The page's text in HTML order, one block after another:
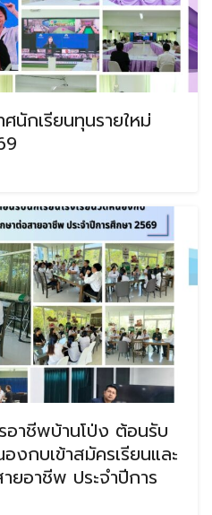
นักเรียนทุนรายใหม่
าชีพบ้านโป่ง ต้อนรับ
งกบเข้าสมัครเรียนและ
ยอาชีพ ประจำปีการ